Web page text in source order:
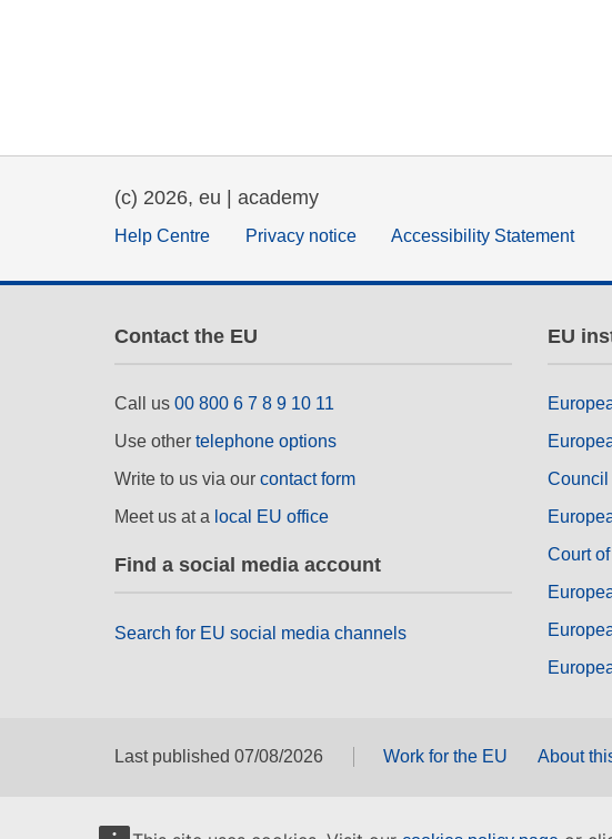
(c) 2026, eu | academy
Help Centre Privacy notice Accessibility Statement
Contact the EU
Call us 00 800 6 7 8 9 10 11
Use other telephone options
Write to us via our contact form
Meet us at a local EU office
Find a social media account
Search for EU social media channels
EU
Council
Court
Last published 07/08/2026 Work for the EU About